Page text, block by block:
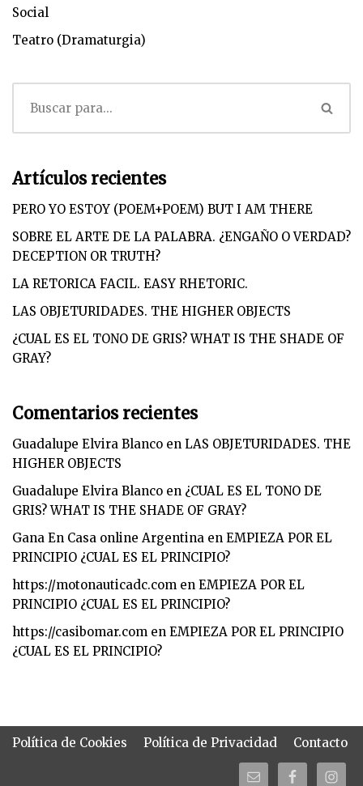
Social
Teatro (Dramaturgia)
Artículos recientes
PERO YO ESTOY (POEM+POEM) BUT I AM THERE
SOBRE EL ARTE DE LA PALABRA. ¿ENGAÑO O VERDAD?
DECEPTION OR TRUTH?
LA RETORICA FACIL. EASY RHETORIC.
LAS OBJETURIDADES. THE HIGHER OBJECTS
¿CUAL ES EL TONO DE GRIS? WHAT IS THE SHADE OF
GRAY?
Comentarios recientes
Guadalupe Elvira Blanco en LAS OBJETURIDADES. THE
HIGHER OBJECTS
Guadalupe Elvira Blanco en ¿CUAL ES EL TONO DE
GRIS? WHAT IS THE SHADE OF GRAY?
Gana En Casa online Argentina en EMPIEZA POR EL
PRINCIPIO ¿CUAL ES EL PRINCIPIO?
https://motonauticadc.com en EMPIEZA POR EL
PRINCIPIO ¿CUAL ES EL PRINCIPIO?
https://casibomar.com en EMPIEZA POR EL PRINCIPIO
¿CUAL ES EL PRINCIPIO?
Política de Cookies Política de Privacidad Contacto